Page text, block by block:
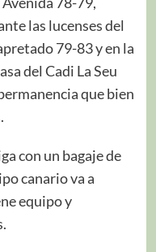
las lucenses del
79-83 y en la
del Cadi La Seu
que bien
con un bagaje de
canario va a
equipo y